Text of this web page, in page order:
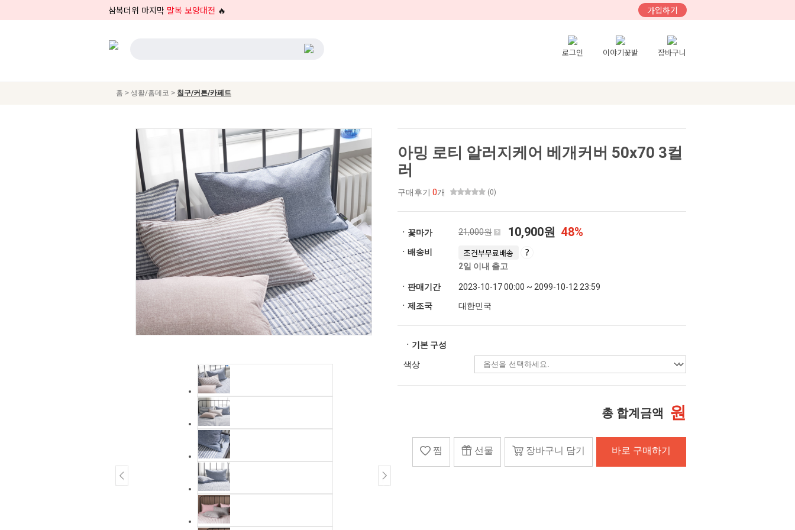
삼복더위 마지막 말복 보양대전 🔥 가입하기
로그인 이야기꽃밭 장바구니
홈 > 생활/홈데코 > 침구/커튼/카페트
아밍 로티 알러지케어 베개커버 50x70 3컬
러
구매후기 0개 (0)
ㆍ꽃마가 21,000원 10,900원 48%
ㆍ배송비 조건부무료배송
2일 이내 출고
ㆍ판매기간
2023-10-17 00:00 ~ 2099-10-12 23:59
ㆍ제조국
대한민국
ㆍ기본 구성
색상
총 합계금액 원
찜 선물 장바구니 담기 바로 구매하기